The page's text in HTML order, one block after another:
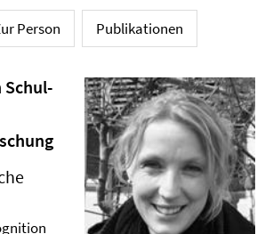
Person Publikationen